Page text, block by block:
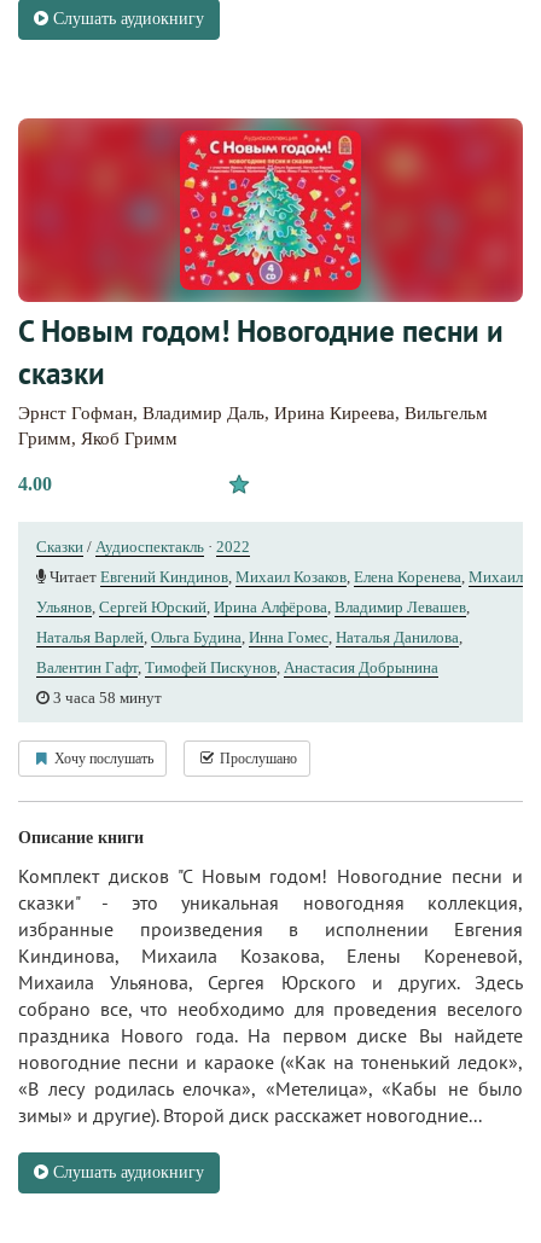
Слушать аудиокнигу
С Новым годом! Новогодние песни и
сказки
Эрнст Гофман, Владимир Даль, Ирина Киреева, Вильгельм
Гримм, Якоб Гримм
4.00
Сказки / Аудиоспектакль · 2022
Читает Евгений Киндинов, Михаил Козаков, Елена Коренева, Михаил
Ульянов, Сергей Юрский, Ирина Алфёрова, Владимир Левашев,
Наталья Варлей, Ольга Будина, Инна Гомес, Наталья Данилова,
Валентин Гафт, Тимофей Пискунов, Анастасия Добрынина
3 часа 58 минут
Хочу послушать Прослушано
Описание книги
Комплект дисков "С Новым годом! Новогодние песни и
сказки" - это уникальная новогодняя коллекция,
избранные произведения в исполнении Евгения
Киндинова, Михаила Козакова, Елены Кореневой,
Михаила Ульянова, Сергея Юрского и других. Здесь
собрано все, что необходимо для проведения веселого
праздника Нового года. На первом диске Вы найдете
новогодние песни и караоке («Как на тоненький ледок»,
«В лесу родилась елочка», «Метелица», «Кабы не было
зимы» и другие). Второй диск расскажет новогодние...
Слушать аудиокнигу